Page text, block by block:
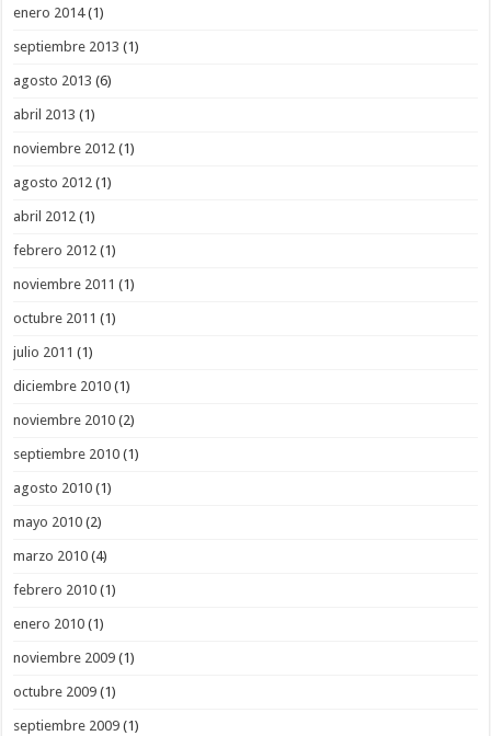
enero 2014(1)
septiembre 2013 (1)
agosto 2013 (6)
abril 2013 (1)
noviembre 2012 (1)
agosto 2012 (1)
abril 2012 (1)
febrero 2012 (1)
noviembre 2011 (1)
octubre 2011 (1)
julio 2011 (1)
diciembre 2010 (1)
noviembre 2010 (2)
septiembre 2010 (1)
agosto 2010 (1)
mayo 2010 (2)
marzo 2010 (4)
febrero 2010 (1)
enero 2010 (1)
noviembre 2009 (1)
octubre 2009 (1)
septiembre 2009 (1)